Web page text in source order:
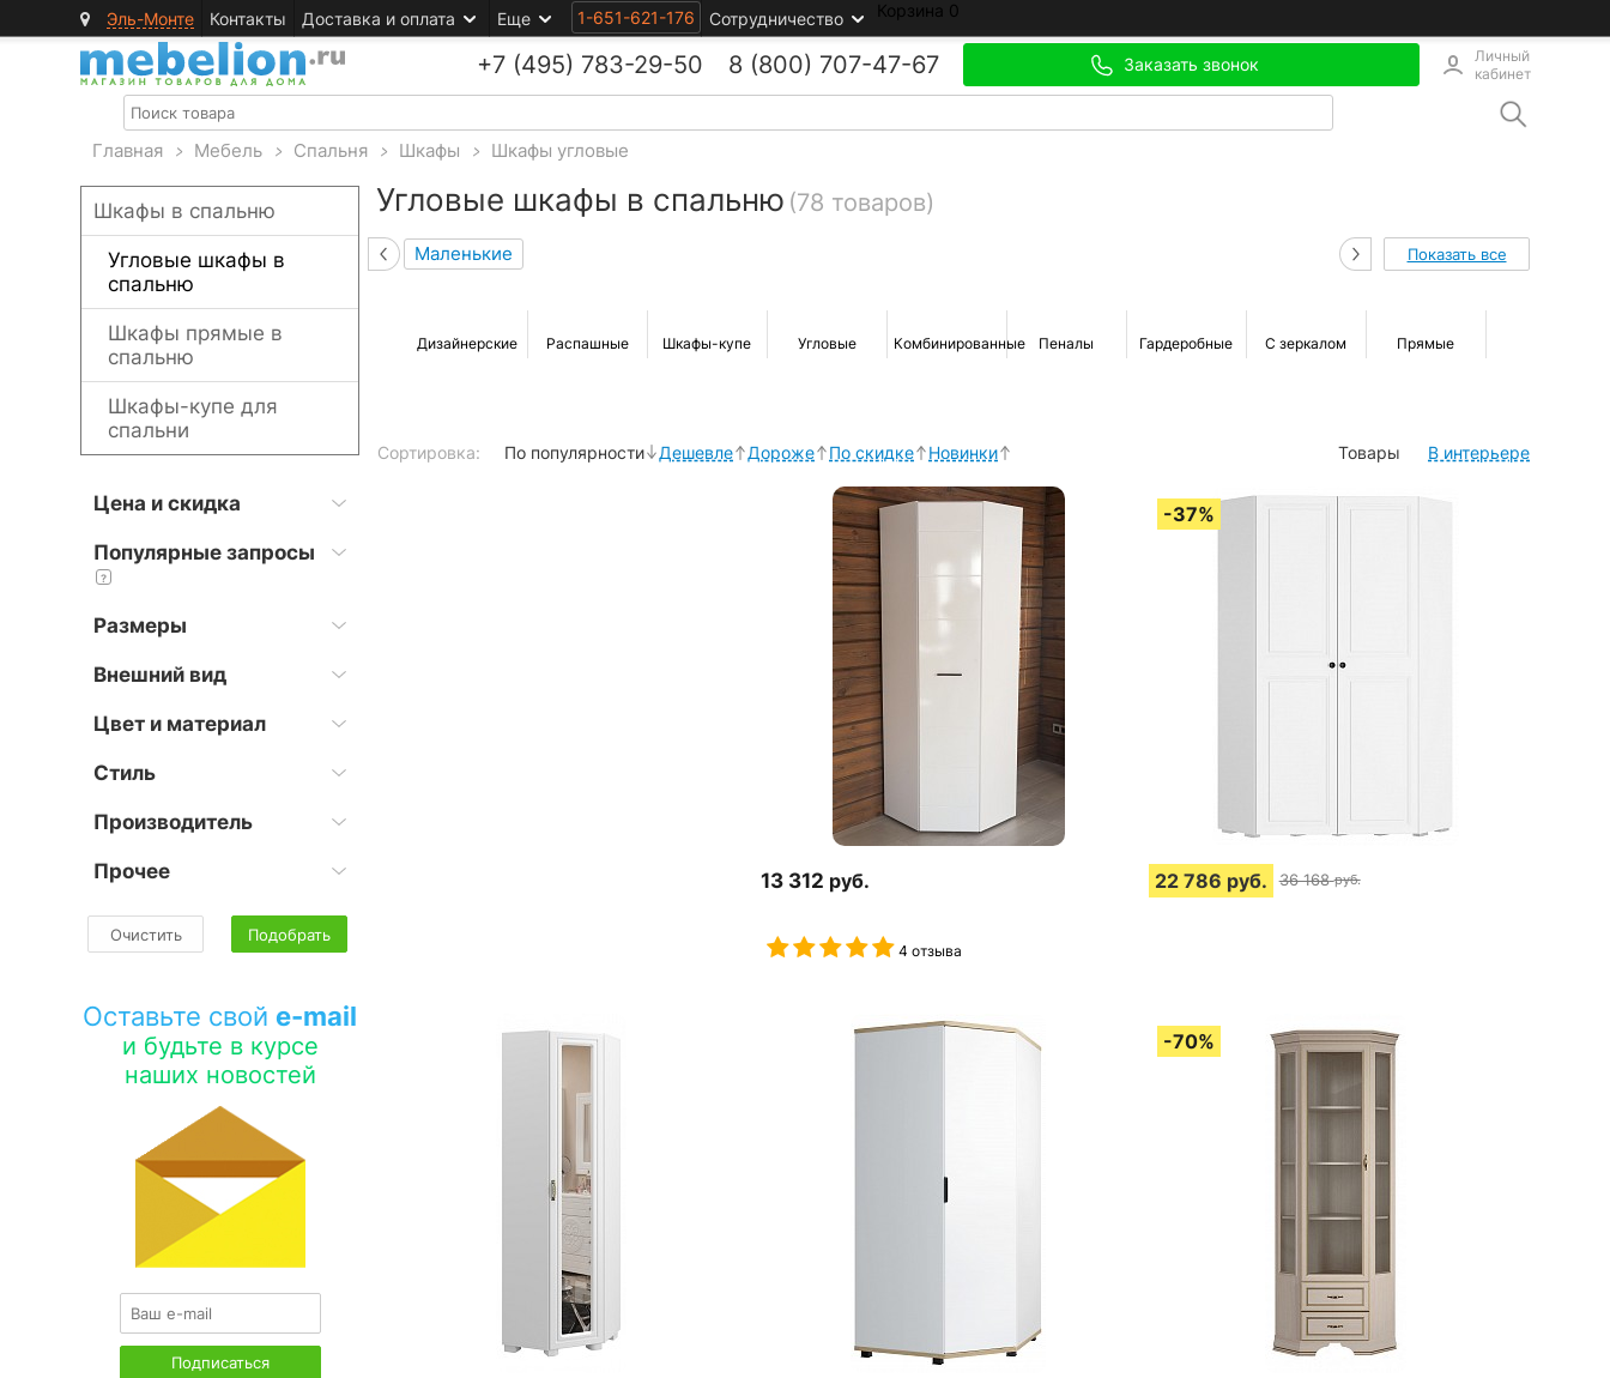
Эль-Монте Контакты Доставка и оплата Еще 1-651-621-176 Сотрудничество Корзина 0
+7 (495) 783-29-50 8 (800) 707-47-67 Заказать звонок
Личный
кабинет
Главная > Мебель > Спальня > Шкафы > Шкафы угловые
Шкафы в спальню
Угловые шкафы в
спальню
Шкафы прямые в
спальню
Шкафы-купе для
спальни
Цена и скидка
Популярные запросы
?
Размеры
Внешний вид
Цвет и материал
Стиль
Производитель
Прочее
Очистить Подобрать
Оставьте свой e-mail
и будьте в курсе
наших новостей
Угловые шкафы в спальню (78 товаров)
Маленькие Показать все
Дизайнерские Распашные Шкафы-купе Угловые Комбинированные Пеналы Гардеробные С зеркалом Прямые
Сортировка: По популярности Дешевле Дороже По скидке Новинки Товары В интерьере
13 312 руб.
4 отзыва
22 786 руб. 36 168 руб.